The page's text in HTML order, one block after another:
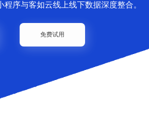
程序与客如云线上线下数据深度整合。
免费试用